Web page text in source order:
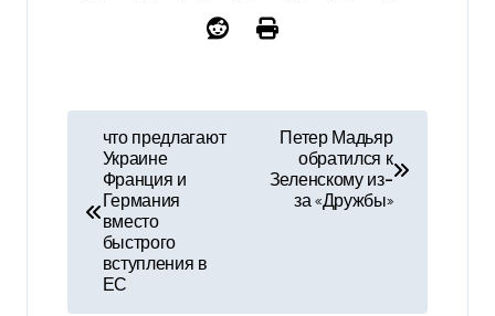
в
что предлагают
Украине
Франция и
Германия
вместо
быстрого
вступления в
ЕС
Петер Мадьяр
обратился к
Зеленскому из-
за «Дружбы»